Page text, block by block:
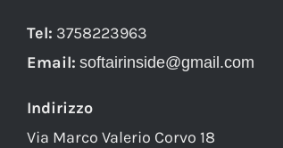
Tel: 3758223963
Email: softairinside@gmail.com
Indirizzo
Via Marco Valerio Corvo 18